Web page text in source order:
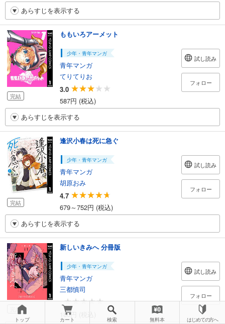
あらすじを表示する
完結
ももいろアーメット
少年・青年マンガ
青年マンガ
てりてりお
3.0
587円 (税込)
試し読み
フォロー
あらすじを表示する
完結
逢沢小春は死に急ぐ
少年・青年マンガ
青年マンガ
胡原おみ
4.7
679～752円 (税込)
試し読み
フォロー
あらすじを表示する
完結
新しいきみへ 分冊版
少年・青年マンガ
青年マンガ
三都慎司
-
180円 (税込)
試し読み
フォロー
トップ カート 検索 無料本 はじめての方へ